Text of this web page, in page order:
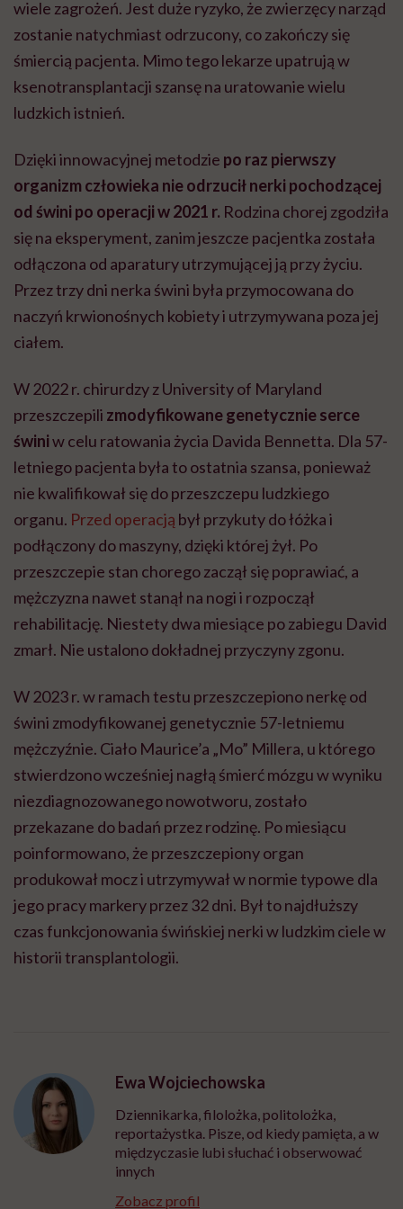
wiele zagrożeń. Jest duże ryzyko, że zwierzęcy narząd
zostanie natychmiast odrzucony, co zakończy się
śmiercią pacjenta. Mimo tego lekarze upatrują w
ksenotransplantacji szansę na uratowanie wielu
ludzkich istnień.
Dzięki innowacyjnej metodzie po raz pierwszy
organizm człowieka nie odrzucił nerki pochodzącej
od świni po operacji w 2021 r. Rodzina chorej zgodziła
się na eksperyment, zanim jeszcze pacjentka została
odłączona od aparatury utrzymującej ją przy życiu.
Przez trzy dni nerka świni była przymocowana do
naczyń krwionośnych kobiety i utrzymywana poza jej
ciałem.
W 2022 r. chirurdzy z University of Maryland
przeszczepili zmodyfikowane genetycznie serce
świniw celu ratowania życia Davida Bennetta. Dla 57-
letniego pacjenta była to ostatnia szansa, ponieważ
nie kwalifikował się do przeszczepu ludzkiego
organu. Przed operacją był przykuty do łóżka i
podłączony do maszyny, dzięki której żył. Po
przeszczepie stan chorego zaczął się poprawiać, a
mężczyzna nawet stanął na nogi i rozpoczął
rehabilitację. Niestety dwa miesiące po zabiegu David
zmarł. Nie ustalono dokładnej przyczyny zgonu.
W 2023 r. w ramach testu przeszczepiono nerkę od
świni zmodyfikowanej genetycznie 57-letniemu
mężczyźnie. Ciało Maurice’a „Mo” Millera, u którego
stwierdzono wcześniej nagłą śmierć mózgu w wyniku
niezdiagnozowanego nowotworu, zostało
przekazane do badań przez rodzinę. Po miesiącu
poinformowano, że przeszczepiony organ
produkował mocz i utrzymywał w normie typowe dla
jego pracy markery przez 32 dni. Był to najdłuższy
czas funkcjonowania świńskiej nerki w ludzkim ciele w
historii transplantologii.
Ewa Wojciechowska
Dziennikarka, filolożka, politolożka,
reportażystka. Pisze, od kiedy pamięta, a w
międzyczasie lubi słuchać i obserwować
innych
Zobacz profil